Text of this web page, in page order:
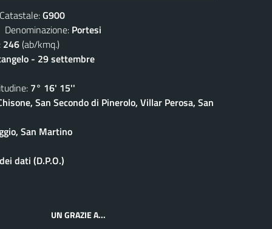
G900
Denominazione: Portesi
246(ab/kmq.)
- 29 settembre
7° 16' 15''
San Secondo di Pinerolo, Villar Perosa, San
San Martino
dati (D.P.O.)
UN GRAZIE A...